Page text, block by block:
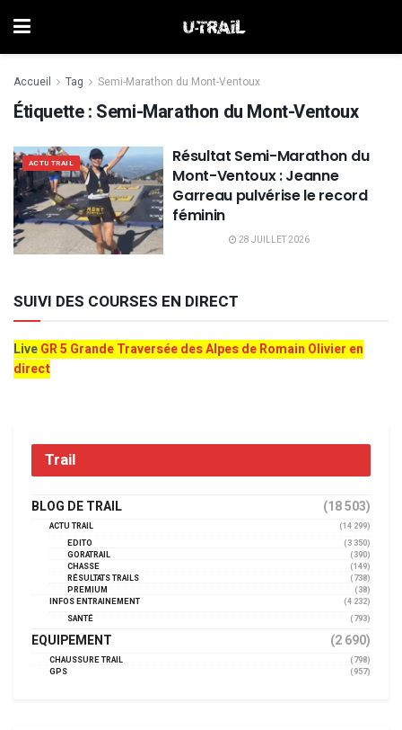
Accueil Tag Semi-Marathon du Mont-Ventoux
Étiquette : Semi-Marathon du Mont-Ventoux
ACTU TRAIL
Résultat Semi-Marathon du
Mont-Ventoux : Jeanne
Garreau pulvérise le record
féminin
28 JUILLET 2026
SUIVI DES COURSES EN DIRECT
LiveGR 5 Grande Traversée des Alpes de Romain Olivier en
direct
Trail
BLOG DE TRAIL (18 503)
ACTU TRAIL
(14 299)
EDITO
(3 350)
GORATRAIL
(390)
CHASSE
(149)
RÉSULTATS TRAILS
(738)
PREMIUM
(38)
INFOS ENTRAINEMENT
(4 232)
SANTÉ
(793)
EQUIPEMENT (2 690)
CHAUSSURE TRAIL
(798)
GPS
(957)